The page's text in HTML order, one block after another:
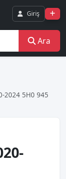
Giriş
Ara
2024 5H0 945